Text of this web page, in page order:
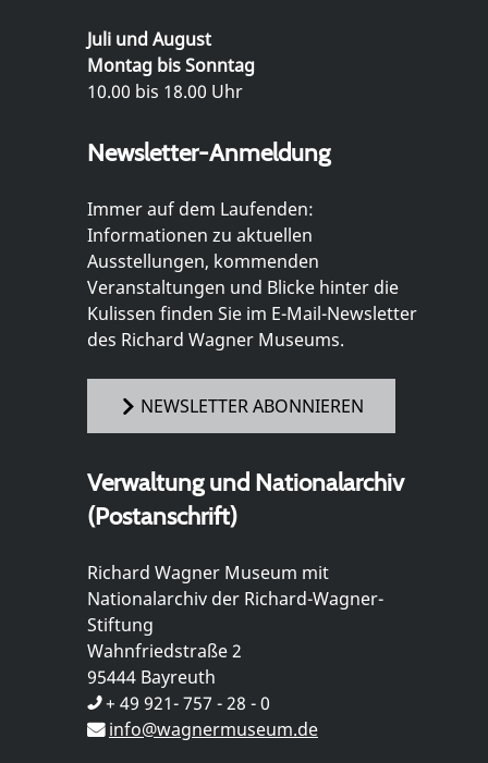
Juli und August
Montag bis Sonntag
10.00 bis 18.00 Uhr
Newsletter-Anmeldung
Immer auf dem Laufenden:
Informationen zu aktuellen
Ausstellungen, kommenden
Veranstaltungen und Blicke hinter die
Kulissen finden Sie im E-Mail-Newsletter
des Richard Wagner Museums.
NEWSLETTER ABONNIEREN
Verwaltung und Nationalarchiv
(Postanschrift)
Richard Wagner Museum mit
Nationalarchiv der Richard-Wagner-
Stiftung
Wahnfriedstraße 2
95444 Bayreuth
+ 49 921- 757 - 28 - 0
info@wagnermuseum.de